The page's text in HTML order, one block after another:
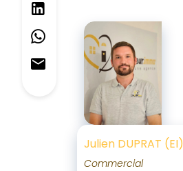
Julien DUPRAT (EI)
Commercial